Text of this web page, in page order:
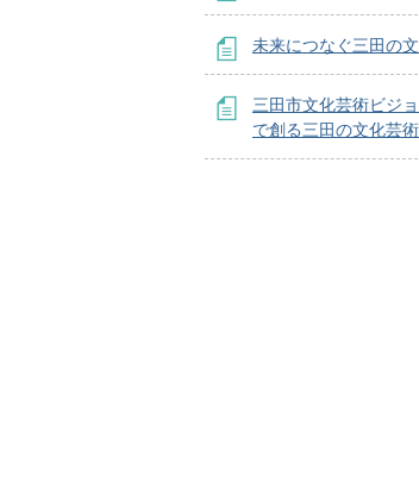
未来につなぐ三田の
三田市文化芸術ビジ
で創る三田の文化芸